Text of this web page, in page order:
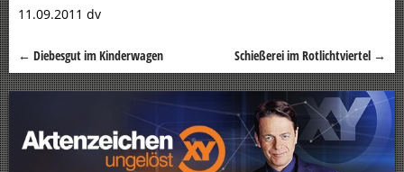
11.09.2011 dv
Beitragsnavigation
← Diebesgut im Kinderwagen Schießerei im Rotlichtviertel →